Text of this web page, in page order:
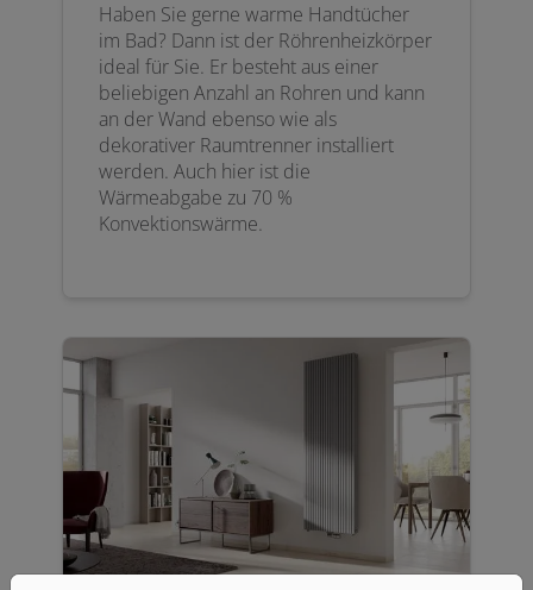
Haben Sie gerne warme Handtücher
im Bad? Dann ist der Röhrenheizkörper
ideal für Sie. Er besteht aus einer
beliebigen Anzahl an Rohren und kann
an der Wand ebenso wie als
dekorativer Raumtrenner installiert
werden. Auch hier ist die
Wärmeabgabe zu 70 %
Konvektionswärme.